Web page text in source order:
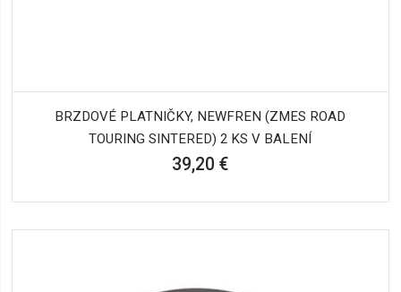
BRZDOVÉ PLATNIČKY, NEWFREN (ZMES ROAD
TOURING SINTERED) 2 KS V BALENÍ
39,20 €